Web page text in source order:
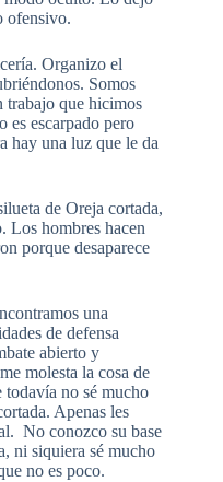
ofensivo.
Organizo el
Somos
trabajo que hicimos
es escarpado pero
hay una luz que le da
de Oreja cortada,
Los hombres hacen
porque desaparece
una
de defensa
abierto y
molesta la cosa de
todavía no sé mucho
Apenas les
No conozco su base
ni siquiera sé mucho
no es poco.